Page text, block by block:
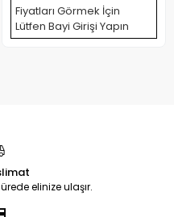
Fiyatları Görmek İçin
Lütfen Bayi Girişi Yapın
elinize ulaşır.